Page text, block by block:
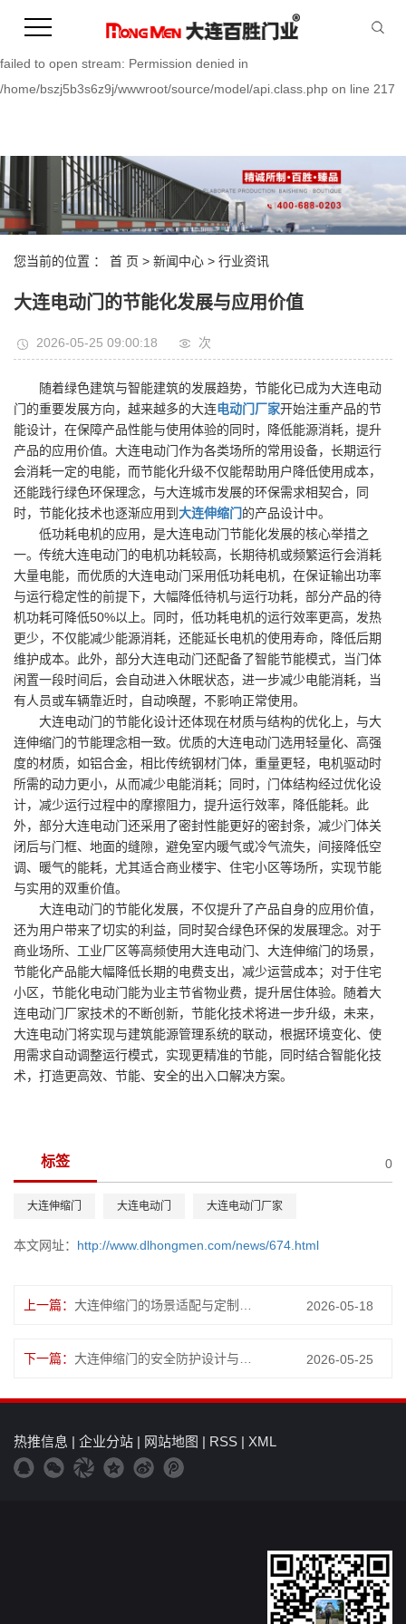
file_put_contents(/home/bszj5b3s6z9j/wwwroot/source/cache/
failed to open stream: Permission denied in
/home/bszj5b3s6z9j/wwwroot/source/model/api.class.php on line 217
您当前的位置 ： 首 页 > 新闻中心 > 行业资讯
大连电动门的节能化发展与应用价值
2026-05-25 09:00:18 次
随着绿色建筑与智能建筑的发展趋势，节能化已成为大连电动
门的重要发展方向，越来越多的大连电动门厂家开始注重产品的节
能设计，在保障产品性能与使用体验的同时，降低能源消耗，提升
产品的应用价值。大连电动门作为各类场所的常用设备，长期运行
会消耗一定的电能，而节能化升级不仅能帮助用户降低使用成本，
还能践行绿色环保理念，与大连城市发展的环保需求相契合，同
时，节能化技术也逐渐应用到 大连伸缩门的产品设计中。
低功耗电机的应用，是大连电动门节能化发展的核心举措之
一。传统大连电动门的电机功耗较高，长期待机或频繁运行会消耗
大量电能，而优质的大连电动门采用低功耗电机，在保证输出功率
与运行稳定性的前提下，大幅降低待机与运行功耗，部分产品的待
机功耗可降低50%以上。同时，低功耗电机的运行效率更高，发热
更少，不仅能减少能源消耗，还能延长电机的使用寿命，降低后期
维护成本。此外，部分大连电动门还配备了智能节能模式，当门体
闲置一段时间后，会自动进入休眠状态，进一步减少电能消耗，当
有人员或车辆靠近时，自动唤醒，不影响正常使用。
大连电动门的节能化设计还体现在材质与结构的优化上，与大
连伸缩门的节能理念相一致。优质的大连电动门选用轻量化、高强
度的材质，如铝合金，相比传统钢材门体，重量更轻，电机驱动时
所需的动力更小，从而减少电能消耗；同时，门体结构经过优化设
计，减少运行过程中的摩擦阻力，提升运行效率，降低能耗。此
外，部分大连电动门还采用了密封性能更好的密封条，减少门体关
闭后与门框、地面的缝隙，避免室内暖气或冷气流失，间接降低空
调、暖气的能耗，尤其适合商业楼宇、住宅小区等场所，实现节能
与实用的双重价值。
大连电动门的节能化发展，不仅提升了产品自身的应用价值，
还为用户带来了切实的利益，同时契合绿色环保的发展理念。对于
商业场所、工业厂区等高频使用大连电动门、大连伸缩门的场景，
节能化产品能大幅降低长期的电费支出，减少运营成本；对于住宅
小区，节能化电动门能为业主节省物业费，提升居住体验。随着大
连电动门厂家技术的不断创新，节能化技术将进一步升级，未来，
大连电动门将实现与建筑能源管理系统的联动，根据环境变化、使
用需求自动调整运行模式，实现更精准的节能，同时结合智能化技
术，打造更高效、节能、安全的出入口解决方案。
标签 0
大连伸缩门 大连电动门 大连电动门厂家
本文网址： http://www.dlhongmen.com/news/674.html
上一篇： 2026-05-18
下一篇： 2026-05-25
热推信息 | 企业分站 | 网站地图 | RSS | XML